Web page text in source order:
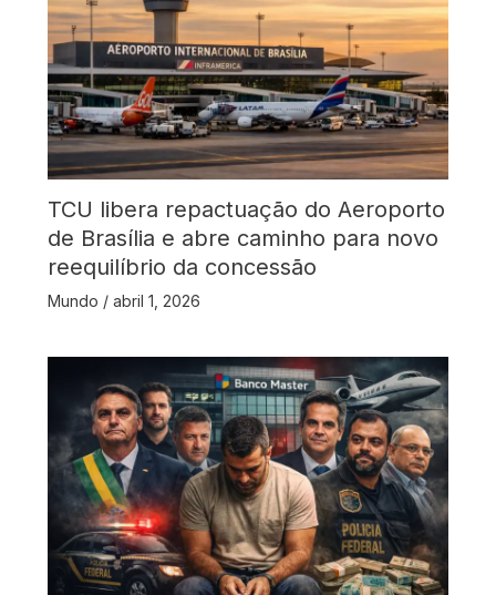
TCU libera repactuação do Aeroporto
de Brasília e abre caminho para novo
reequilíbrio da concessão
Mundo / abril 1, 2026